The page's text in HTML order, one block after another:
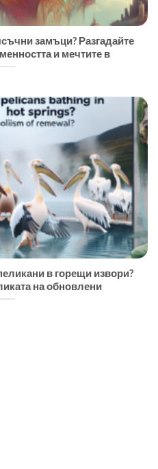
замъци? Разгадайте
и мечтите в
в горещи извори?
на обновлени